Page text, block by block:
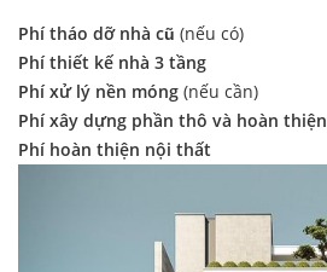
Phí tháo dỡ nhà cũ (nếu có)
Phí thiết kế nhà 3 tầng
Phí xử lý nền móng (nếu cần)
Phí xây dựng phần thô và hoàn thiện
Phí hoàn thiện nội thất